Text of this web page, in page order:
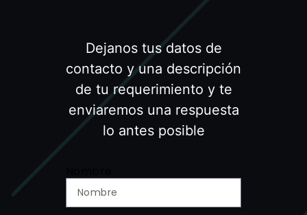
Dejanos tus datos de
contacto y una descripción
de tu requerimiento y te
enviaremos una respuesta
lo antes posible